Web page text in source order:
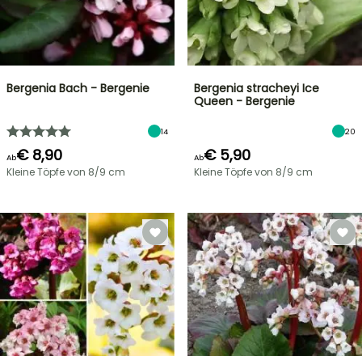
Bergenia Bach - Bergenie
14
Ab€ 8,90
Kleine Töpfe von 8/9 cm
Bergenia stracheyi Ice
Queen - Bergenie
20
Ab€ 5,90
Kleine Töpfe von 8/9 cm